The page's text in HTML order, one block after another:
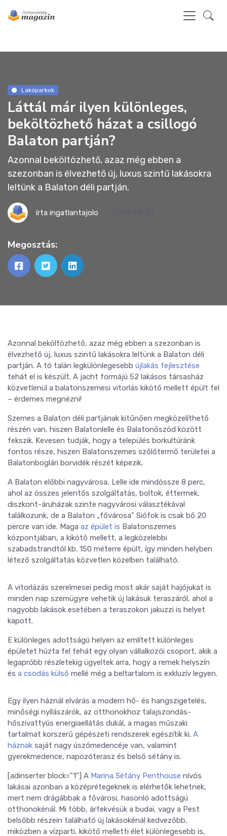
Lakóparkok
Láttál már ilyen különleges,
beköltözhető házat a csillogó
Balaton partján?
Azonnal beköltözhető, azaz még ebben a
szezonban is élvezhető új, luxus szintű lakásokra
leltünk a Balaton déli partján.
írta ingatlantajolo
Megosztás:
Azonnal beköltözhető, azaz még ebben a szezonban is
élvezhető új, luxus szintű lakásokra leltünk a Balaton déli
partján. A tó talán legkülönlegesebb újlakás fejlesztése
tehát el is készült. A jacht formájú 52 lakásos társasház
közvetlenül a balatonszemesi vitorlás kikötő mellett épült fel
– érdemes megnézni!
Szemes a Balaton déli partjának kitűnően megközelíthető
részén van, hiszen Balatonlelle és Balatonőszöd között
fekszik. Kevesen tudják, hogy a település borkultúránk
fontos része, hiszen Balatonszemes szőlőtermő területei a
Balatonboglári borvidék részét képezik.
A Balaton előbbi nagyvárosa, Lelle ide mindössze 8 perc,
ahol az összes jelentős szolgáltatás, boltok, éttermek,
diszkont-áruházak szinte nagyvárosi választékával
találkozunk, de a Balaton „fővárosa” Siófok is csak bő 20
percre van ide. Maga az épület is Balatonszemes
központjában, a kikötő mellett, a legközelebbi
szabadstrandtól kb. 150 méterre épült, így minden helyben
létező szolgáltatás közvetlen közelben található.
A vitorlázás szerelmesei pedig most akár saját hajójukat is
minden nap szemügyre vehetik új lakásuk teraszáról, ahol a
nagyobb lakások esetében a teraszokon jakuzzi is helyet
kapott.
E különleges adottságú helyen az említett különleges
épületet húzta fel tehát egy olyan vállalkozói csoport, akik a
legapróbb részletekig ügyeltek arra, hogy a remek helyszín
és a csodás külső mellé még a beltartalom is exkluzív legyen.
Egy ilyen háznál elvárás a modern hő- és hangszigetelés,
minőségi nyílászárók, az otthonokhoz talajszondás-
hőszivattyús energiaellátás dukál, a magas műszaki
tartalmat korszerű gépészeti rendszerek egészítik ki. A
háznak saját nagy úszómedencéje van, valamint
gyerekmedence, napozóterasz és belső sétány is.
[adinserter block="1"] A Marina Sétány Penthouse nívós
lakásai azonban a középrétegeknek is elérhetők lehetnek,
mert nem drágábbak a fővárosi, hasonló adottságú
otthonokénál. Mi több, árfekvésük a budai, vagy a Pest
belsőbb részein található új lakásokénál kedvezőbb,
miközben a vízparti, kikötő melletti élet különlegesebb is,